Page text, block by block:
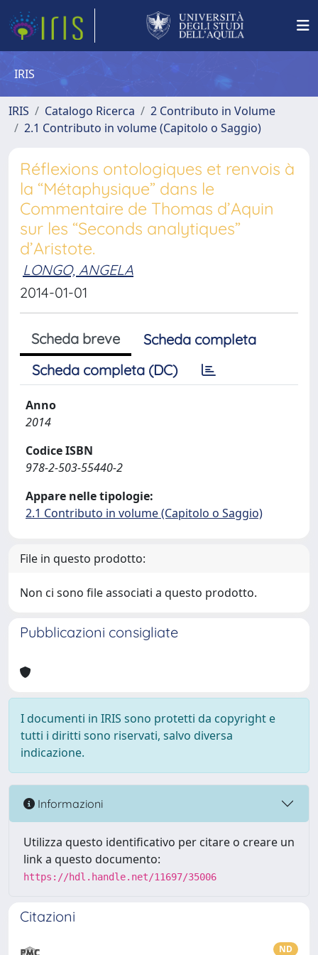
IRIS
IRIS Catalogo Ricerca
2 Contributo in Volume
2.1 Contributo in volume (Capitolo o Saggio)
Réflexions ontologiques et renvois à
la “Métaphysique” dans le
Commentaire de Thomas d’Aquin
sur les “Seconds analytiques”
d’Aristote.
LONGO, ANGELA
2014-01-01
Scheda breve
Scheda completa
Scheda completa (DC)
Anno
2014
Codice ISBN
978-2-503-55440-2
Appare nelle tipologie:
2.1 Contributo in volume (Capitolo o Saggio)
File in questo prodotto:
Non ci sono file associati a questo prodotto.
Pubblicazioni consigliate
I documenti in IRIS sono protetti da copyright e
tutti i diritti sono riservati, salvo diversa
indicazione.
Informazioni
Utilizza questo identificativo per citare o creare un
link a questo documento:
https://hdl.handle.net/11697/35006
Citazioni
ND